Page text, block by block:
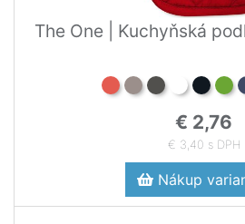
The One | Kuchyňská
€ 2,76
€ 3,40 s DPH
Nákup